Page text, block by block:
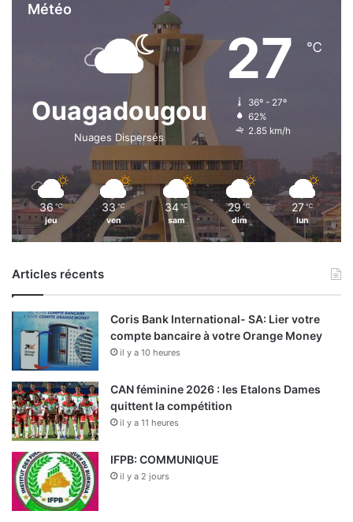
Météo
Ouagadougou
Nuages Dispersés
27 ℃
36º - 27º
62%
2.85 km/h
36 ℃
jeu
33 ℃
ven
34 ℃
sam
29 ℃
dim
27 ℃
lun
Articles récents
Coris Bank International- SA: Lier votre
compte bancaire à votre Orange Money
il y a 10 heures
CAN féminine 2026 : les Etalons Dames
quittent la compétition
il y a 11 heures
IFPB: COMMUNIQUE
il y a 2 jours